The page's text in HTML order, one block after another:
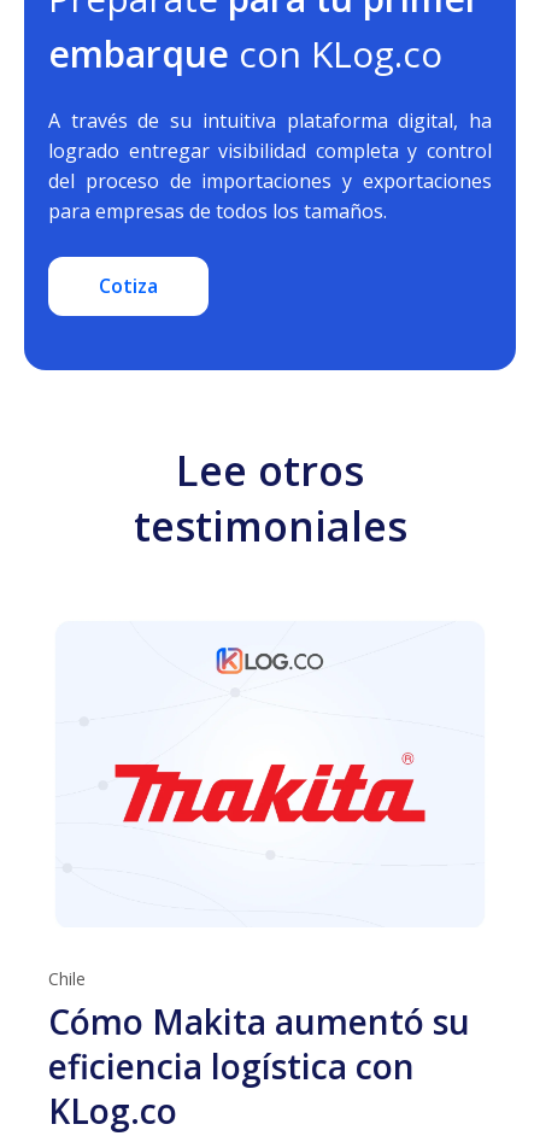
embarque con KLog.co
A través de su intuitiva plataforma digital, ha
logrado entregar visibilidad completa y control
del proceso de importaciones y exportaciones
para empresas de todos los tamaños.
Cotiza
Lee otros
testimoniales
Chile
Cómo Makita aumentó su
eficiencia logística con
KLog.co